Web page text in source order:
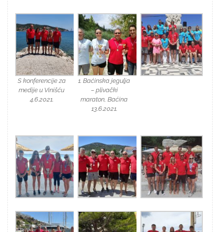
S konferencije za
medije u Vinišću
4.6.2021.
1. Baćinska jegulja
– plivački
maraton, Baćina
13.6.2021.